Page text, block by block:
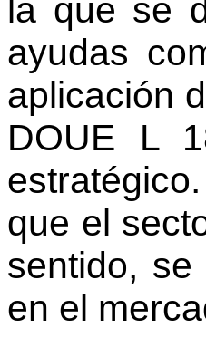
la que se
ayudas
aplicación
DOUE L
que el
sentido,
en el